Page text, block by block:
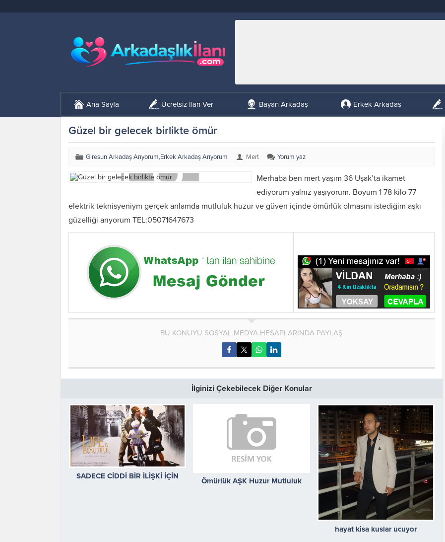
Ana Sayfa Ücretsiz İlan Ver Bayan Arkadaş Erkek Arkadaş
Güzel bir gelecek birlikte ömür
Giresun Arkadaş Arıyorum,Erkek Arkadaş Arıyorum Mert Yorum yaz
Merhaba ben mert yaşım 36 Uşak’ta ikamet
ediyorum yalnız yaşıyorum. Boyum 1 78 kilo 77
elektrik teknisyeniym gerçek anlamda mutluluk huzur ve güven içinde ömürlük olmasını istediğim aşkı
güzelliği arıyorum TEL:05071647673
BU KONUYU SOSYAL MEDYA HESAPLARINDA PAYLAŞ
İlginizi Çekebilecek Diğer Konular
SADECE CİDDİ BİR İLİŞKİ İÇİN
Ömürlük AŞK Huzur Mutluluk
hayat kisa kuslar ucuyor